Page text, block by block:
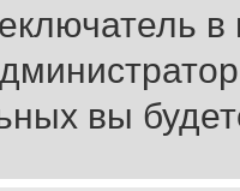
вы